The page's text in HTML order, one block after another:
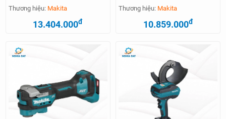
Thương hiệu: Makita
13.404.000đ
Thương hiệu: Makita
10.859.000đ